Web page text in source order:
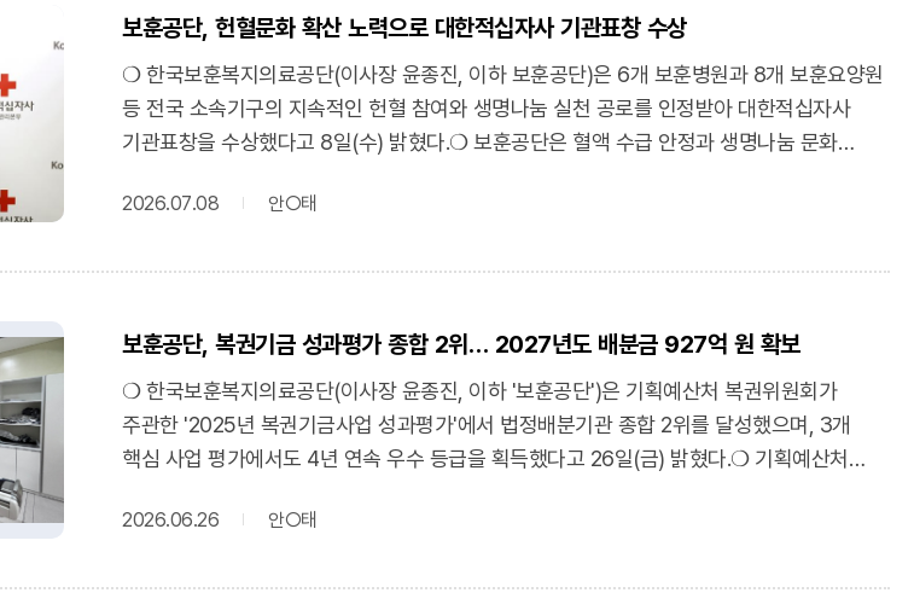
여러분의 따뜻한 사연을 통해 세대를 넘어 이어가야 할 보훈의 참된 의미를 되새길 수
있었다"며, "앞으로도 국가유공자의 희생과 헌신을 명예롭게 예우하는 보훈문화가 우리 사회
전반에 뿌리내릴 수 있도록 최선을 다하겠다"고 밝혔다.수상작 발표: 보훈공단 블로그
https://blog.naver.com/bohun1102/224356580851 (문화일보) ‘보훈, 감동사연 공모전’
대상에 보훈병원 중환자실 간호사 애틋한 사연 담은
지역사회와 협력해 미래세대의 성장을 지원하는 사회공헌 활동을 지속해 나가겠다”고
말했다.❍ 한편, 원주문화재단 ‘꿈의 오케스트라’는 취약계층 아동·청소년을 대상으로
음악교육과 연주 등 사회통합 프로그램을 운영하고 있으며, 대관령중학교 동계스포츠
선수단은 알파인스키, 크로스컨트리, 스키점프, 바이애슬론 등 지역 특화 종목의 체육 인재를
육성하고 있다.(문화일보) 보훈공단, 지역 아동·청소년 예체능 재능 발전 위해 1000만원
후원https://www.munhwa.com/article/11604623?
보훈공단, 헌혈문화 확산 노력으로 대한적십자사 기관표창 수상
❍ 한국보훈복지의료공단(이사장 윤종진, 이하 보훈공단)은 6개 보훈병원과 8개 보훈요양원
등 전국 소속기구의 지속적인 헌혈 참여와 생명나눔 실천 공로를 인정받아 대한적십자사
기관표창을 수상했다고 8일(수) 밝혔다.❍ 보훈공단은 혈액 수급 안정과 생명나눔 문화
2020년부터 현재까지 임직원과 사회복무요원 등 약 6,500명이 헌혈에 참여했다.❍ 특히
한국백혈병어린이재단 부산 나음소아암센터에 전달해 장기간 치료와 반복적인 수혈이
임직원의 자발적인 참여를 확대하고, 소속기구별 특성을 반영한 생명나눔 활동을 지속적으로
추진할 계획이다.❍ 보훈공단 윤종진 이사장은 “이번 표창은 생명나눔을 실천해 온
임직원들의 자발적인 참여가 만들어낸 뜻깊은 성과”라며, “앞으로도 공공의료·
복지기관으로서 지역사회에 필요한 나눔을 실천하고 사회적 책임을 다하겠다”고 말했다.
(문화일보) 보훈공단, 헌혈문화 확산으로 대한적십자사 기관표창…6년여간 6500여명 헌혈
참여https://www.munhwa.com/article/11601294
2026.07.08 안○태
보훈공단, 복권기금 성과평가 종합 2위… 2027년도 배분금 927억 원 확보
❍ 한국보훈복지의료공단(이사장 윤종진, 이하 '보훈공단')은 기획예산처 복권위원회가
주관한 '2025년 복권기금사업 성과평가'에서 법정배분기관 종합 2위를 달성했으며, 3개
핵심 사업 평가에서도 4년 연속 우수 등급을 획득했다고 26일(금) 밝혔다.❍ 기획예산처
종합적으로 평가하고 있다. 보훈공단은 예산 집행률 100% 달성 및 다각적인 예산 절감 노력
확정받았다.❍ 이와 함께 보훈공단이 추진 중인 ▲보훈의료서비스 선진화 사업 ▲
2026.06.26 안○태